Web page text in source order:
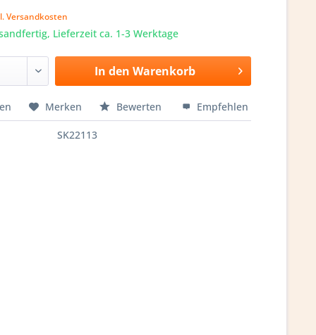
Versandkosten
Lieferzeit ca. 1-3 Werktage
In den Warenkorb
Merken Bewerten Empfehlen
SK22113